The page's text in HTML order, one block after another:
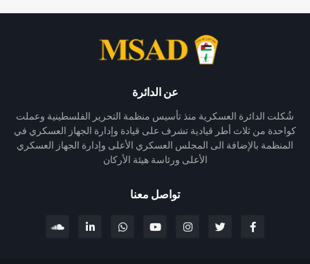
عن الدائرة
شُكلت الدائرة العسكرية منذ تأسيس منظمة التحرير الفلسطينية وعملت
كواحدة من ثلاث أطر قيادية تشرف على قيادة وإدارة الجهاز العسكري في
المنظمة بالإضافة الى المجلس العسكري الأعلى وإدارة الجهاز العسكري
الأعلى ورئاسة هيئة الأركان
تواصل معنا